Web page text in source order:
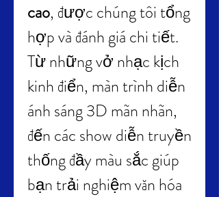
cao, được chúng tôi tổng
hợp và đánh giá chi tiết.
Từ những vở nhạc kịch
kinh điển, màn trình diễn
ánh sáng 3D mãn nhãn,
đến các show diễn truyền
thống đầy màu sắc giúp
bạn trải nghiệm văn hóa